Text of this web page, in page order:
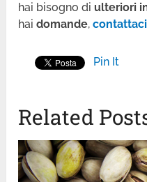
hai bisogno di ulteriori
haidomande,contattaci
Pin It
Related